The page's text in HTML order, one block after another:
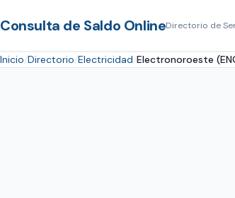
Consulta de Saldo OnlineDirectorio de
Inicio Directorio Electricidad Electronoroeste